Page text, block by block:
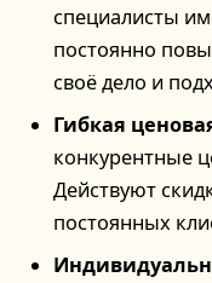
специалисты
постоянно
своё дело и
Гибкая
конкурентные
Действуют
постоянных